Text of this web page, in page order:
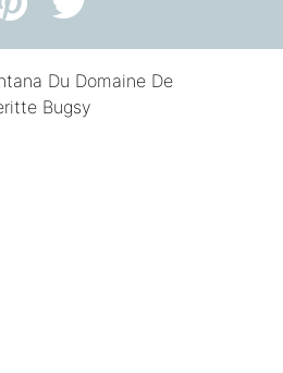
Du Domaine De
Bugsy